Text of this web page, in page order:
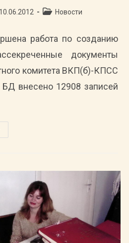
10.06.2012
РубрикаНовости
работа по созданию
документы
комитета ВКП(б)-КПСС
БД внесено 12908 записей